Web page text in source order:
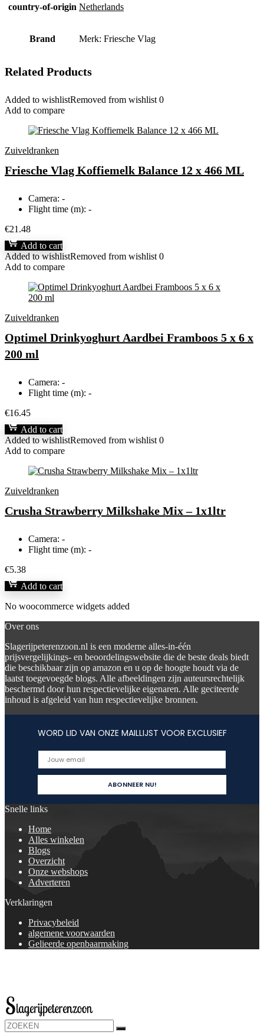
country-of-origin ‎Netherlands
Brand Merk: Friesche Vlag
Related Products
Added to wishlistRemoved from wishlist 0
Add to compare
Zuiveldranken
Friesche Vlag Koffiemelk Balance 12 x 466 ML
Camera: -
Flight time (m): -
€21.48
Add to cart
Added to wishlistRemoved from wishlist 0
Add to compare
Zuiveldranken
Optimel Drinkyoghurt Aardbei Framboos 5 x 6 x
200 ml
Camera: -
Flight time (m): -
€16.45
Add to cart
Added to wishlistRemoved from wishlist 0
Add to compare
Zuiveldranken
Crusha Strawberry Milkshake Mix – 1x1ltr
Camera: -
Flight time (m): -
€5.38
Add to cart
No woocommerce widgets added
Over ons
Slagerijpeterenzoon.nl is een moderne alles-in-één
prijsvergelijkings- en beoordelingswebsite die de beste deals biedt
die beschikbaar zijn op amazon en u op de hoogte houdt via de
laatst toegevoegde blogs. Alle afbeeldingen zijn auteursrechtelijk
beschermd door hun respectievelijke eigenaren. Alle geciteerde
inhoud is afgeleid van hun respectievelijke bronnen.
WORD LID VAN ONZE MAILLIJST VOOR EXCLUSIEF
Snelle links
Home
Alles winkelen
Blogs
Overzicht
Onze webshops
Adverteren
Verklaringen
Privacybeleid
algemene voorwaarden
Gelieerde openbaarmaking